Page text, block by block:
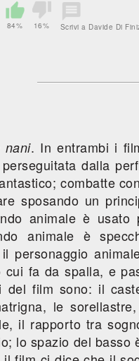
84% 16% Scrivi a Davide Di
nani. In entrambi i
dalla
combatte
sposando un
animale è usato
animale è
personaggio
cui fa da spalla, e
del film sono: il
le
il rapporto tra
lo spazio del basso